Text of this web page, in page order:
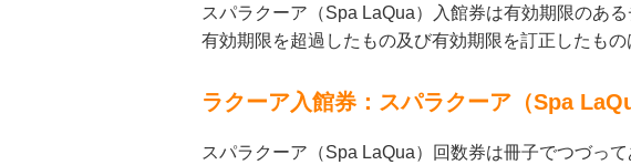
スパラクーア（Spa LaQua）入館券は有効期限のある
有効期限を超過したもの及び有効期限を訂正したもの
ラクーア入館券：スパラクーア（Spa
スパラクーア（Spa LaQua）回数券は冊子でつづって